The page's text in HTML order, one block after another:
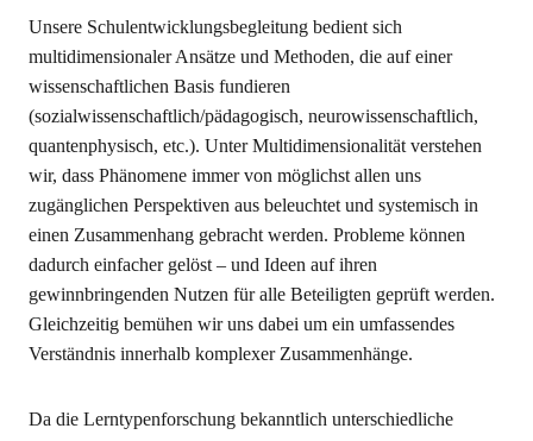
Unsere Schulentwicklungsbegleitung bedient sich
multidimensionaler Ansätze und Methoden, die auf einer
wissenschaftlichen Basis fundieren
(sozialwissenschaftlich/pädagogisch, neurowissenschaftlich,
quantenphysisch, etc.). Unter Multidimensionalität verstehen
wir, dass Phänomene immer von möglichst allen uns
zugänglichen Perspektiven aus beleuchtet und systemisch in
einen Zusammenhang gebracht werden. Probleme können
dadurch einfacher gelöst – und Ideen auf ihren
gewinnbringenden Nutzen für alle Beteiligten geprüft werden.
Gleichzeitig bemühen wir uns dabei um ein umfassendes
Verständnis innerhalb komplexer Zusammenhänge.
Da die Lerntypenforschung bekanntlich unterschiedliche